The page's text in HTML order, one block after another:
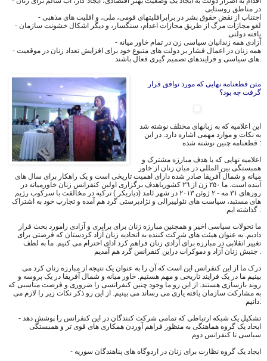
در مناطق روستایی
- اجتناب از نقض حقوق بشر در برابراقلیتهای قومی، ملی، و اقلیت های مذهبی
- لغو مجازات مرگ از طریق مجازات اعدام، سنگسار، و دیگر اشکال خشونت سازمان
یافته دولتی
- آزادی همه زندانیان سیاسی زن در تمام خاور میانه
- همه زنان در اعمال فشار بر دولت های متبوع خود برای افزایش تعداد زنان در موقعیت
گرفت چه بود؟
به نکات و موارد مهمی اشاره دارد. در این
قطعنامه چنین نوشته شده :
اعلامیه نهایی که با هدف مبارزه مشترک و
همبستگی بین المللی در میان زنان از خاور
میانه و شمال آفریقا صادر شده دارای اهمیت تاریخی است و یک راهکار برای سال های
آینده است. ما ٢٥٠ زن از ٢٦ کشورباهدف برگزاری اولین کنفرانس زنان خاورمیانه در
روزهای ٣١ مه - ٢ ژوئن ٢٠١٣ در شهر ئامد (دیاربکر ) ترکیه در مخالفت با سرکوب رژیم
های مستبد، سیاست های نئولیبرالی و نژادپرستی گرد هم آمده و تجارب خود به اشتراک
ما تحولات سیاسی اخیر و همچنین مبارزه زنان برای برابری و آزادی رامورد بحث قرار
دادیم. به عنوان هیئت های شرکت کننده به اتحادیه زنان آزاد کردستان که فرصتی برای
تغییر انقلابی در مبارزه برای آزادی زنان فراهم کرد ادای احترام می کنیم. ما به لطف
بینیم ما در یک فرایند تاریخی و مهم هستیم. خاور میانه و شمال آفریقا در یک پروسه و
روند بازسازی هستند. از این رو ما وجود چنین کنفرانسی را ضرورى و فرصت مناسبی که
به مشارکت سازمان یافته یاری می رساند می بینیم. از این رو ذكر نکات زیر را لازم می
دانیم:
- تشکیل یک شبکه ارتباطی که تمامی شرکت کنندگان در این کنفرانس را پوشش دهد
ایحاد یک گروه هماهنگی به منظور فراهم آوردن همکاری های قوی تر و همبستگی
سیاسی تا کنفرانس دوم
- ایجاد یک گروه نظارت برای زنان در اردوگاه های پناهندگان سوریه